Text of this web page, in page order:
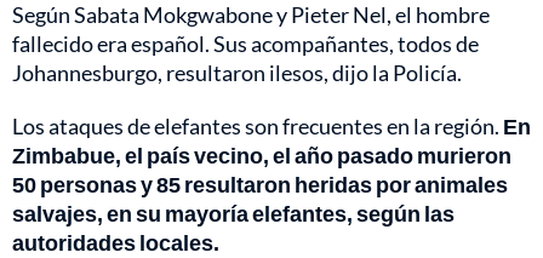
Según Sabata Mokgwabone y Pieter Nel, el hombre
fallecido era español. Sus acompañantes, todos de
Johannesburgo, resultaron ilesos, dijo la Policía.
Los ataques de elefantes son frecuentes en la región. En
Zimbabue, el país vecino, el año pasado murieron
50 personas y 85 resultaron heridas por animales
salvajes, en su mayoría elefantes, según las
autoridades locales.